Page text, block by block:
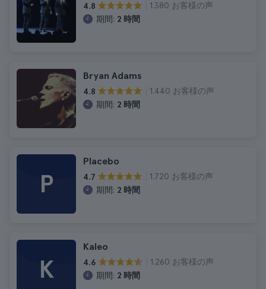
4.8
1.380 お客様の声
期間: 2 時間
Bryan Adams
4.8
1.440 お客様の声
期間: 2 時間
P
Placebo
4.7
1.720 お客様の声
期間: 2 時間
K
Kaleo
4.6
1.260 お客様の声
期間: 2 時間